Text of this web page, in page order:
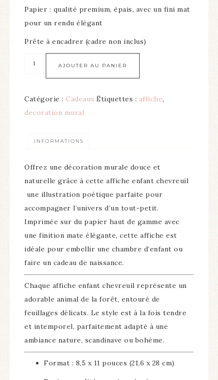
Papier : qualité premium, épais, avec un fini mat
pour un rendu élégant
Prête à encadrer (cadre non inclus)
AJOUTER AU PANIER
Catégorie : Cadeaux Étiquettes : affiche,
decoration mural
INFORMATIONS
Offrez une décoration murale douce et
naturelle grâce à cette affiche enfant chevreuil
une illustration poétique parfaite pour
accompagner l’univers d’un tout-petit.
Imprimée sur du papier haut de gamme avec
une finition mate élégante, cette affiche est
idéale pour embellir une chambre d’enfant ou
faire un cadeau de naissance.
Chaque affiche enfant chevreuil représente un
adorable animal de la forêt, entouré de
feuillages délicats. Le style est à la fois tendre
et intemporel, parfaitement adapté à une
ambiance nature, scandinave ou bohème.
Format : 8,5 x 11 pouces (21,6 x 28 cm)